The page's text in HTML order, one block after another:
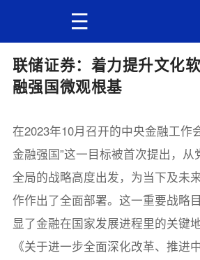
联储证券：着力提升文化
融强国微观根基
在2023年10月召开的中央金融工作
金融强国”这一目标被首次提出，从
全局的战略高度出发，为当下及未
作作出了全面部署。这一重要战略
显了金融在国家发展进程里的关键
《关于进一步全面深化改革、推进